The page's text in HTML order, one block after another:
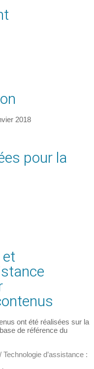
2018
pour la
ont été réalisées sur la
de référence du
d’assistance :